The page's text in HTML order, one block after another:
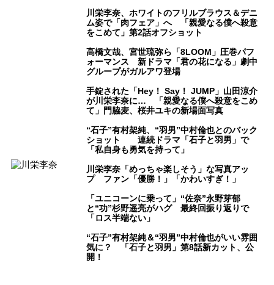
川栄李奈、ホワイトのフリルブラウス＆デニ
ム姿で「肉フェア」へ 「親愛なる僕へ殺意
をこめて」第2話オフショット
高橋文哉、宮世琉弥ら「8LOOM」圧巻パフ
ォーマンス 新ドラマ「君の花になる」劇中
グループがガルアワ登場
手錠された「Hey！ Say！ JUMP」山田涼介
が川栄李奈に… 「親愛なる僕へ殺意をこめ
て」門脇麦、桜井ユキの新場面写真
“石子”有村架純、“羽男”中村倫也とのバック
ショット 連続ドラマ「石子と羽男」で
「私自身も勇気を持って」
川栄李奈「めっちゃ楽しそう」な写真アッ
プ ファン「優勝！」「かわいすぎ！」
「ユニコーンに乗って」“佐奈”永野芽郁
と“功”杉野遥亮がハグ 最終回振り返りで
「ロス半端ない」
“石子”有村架純＆“羽男”中村倫也がいい雰囲
気に？ 「石子と羽男」第8話新カット、公
開！